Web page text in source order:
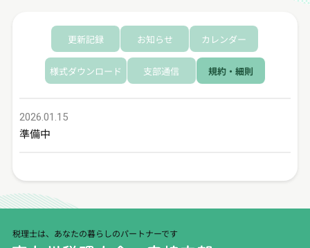
更新記録 お知らせ カレンダー
様式ダウンロード 支部通信 規約・細則
2026.01.15
準備中
税理士は、あなたの暮らしのパートナーです